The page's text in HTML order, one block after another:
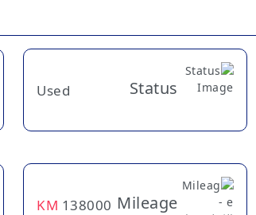
Status
Used
Mileage
138000
KM